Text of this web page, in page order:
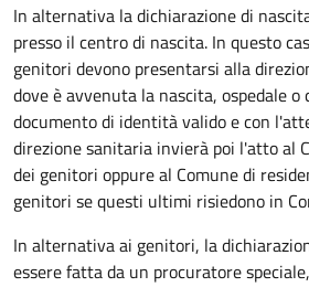
In alternativa la dichiarazione di
presso il centro di nascita. In questo
genitori devono presentarsi alla
dove è avvenuta la nascita, ospedale o
documento di identità valido e con
direzione sanitaria invierà poi l'atto al
dei genitori oppure al Comune di
genitori se questi ultimi risiedono in
In alternativa ai genitori, la
essere fatta da un procuratore